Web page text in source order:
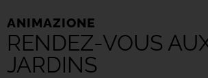
ANIMAZIONE
RENDEZ-VOUS
JARDINS